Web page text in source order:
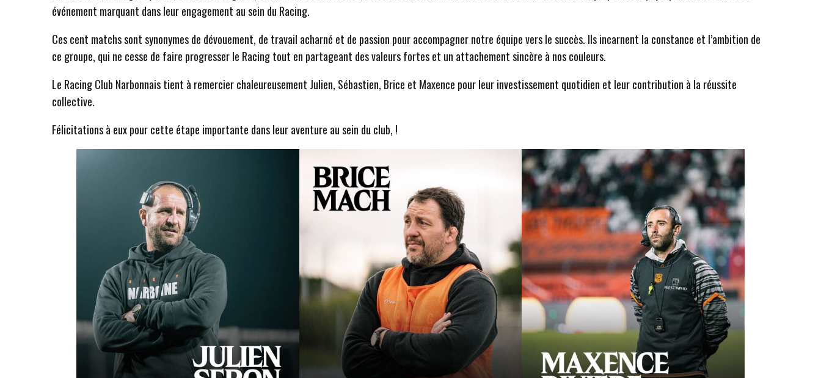
événement marquant dans leur engagement au sein du Racing.
Ces cent matchs sont synonymes de dévouement, de travail acharné et de passion pour accompagner notre équipe vers le succès. Ils incarnent la constance et l’ambition de
ce groupe, qui ne cesse de faire progresser le Racing tout en partageant des valeurs fortes et un attachement sincère à nos couleurs.
Le Racing Club Narbonnais tient à remercier chaleureusement Julien, Sébastien, Brice et Maxence pour leur investissement quotidien et leur contribution à la réussite
collective.
Félicitations à eux pour cette étape importante dans leur aventure au sein du club, !